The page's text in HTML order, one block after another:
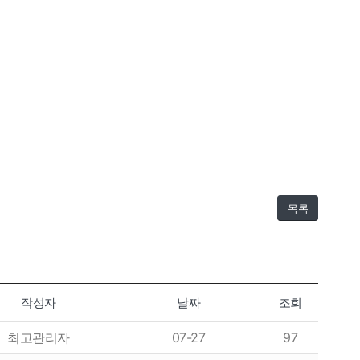
목록
작성자 날짜 조회
최고관리자 07-27
97